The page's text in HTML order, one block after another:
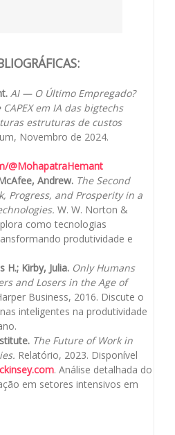
AI — O Último Empregado?
em IA das bigtechs
estruturas de custos
Novembro de 2024.
@MohapatraHemant
Andrew. The Second
Progress, and Prosperity in a
W. W. Norton &
como tecnologias
produtividade e
Kirby, Julia. Only Humans
and Losers in the Age of
Business, 2016. Discute o
inteligentes na produtividade
The Future of Work in
Relatório, 2023. Disponível
. Análise detalhada do
em setores intensivos em